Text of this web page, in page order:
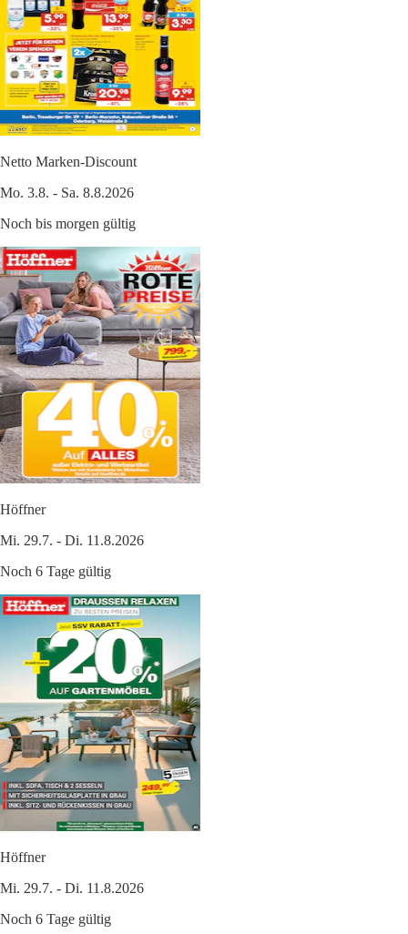
Netto Marken-Discount
Mo. 3.8. - Sa. 8.8.2026
Noch bis morgen gültig
Höffner
Mi. 29.7. - Di. 11.8.2026
Noch 6 Tage gültig
Höffner
Mi. 29.7. - Di. 11.8.2026
Noch 6 Tage gültig